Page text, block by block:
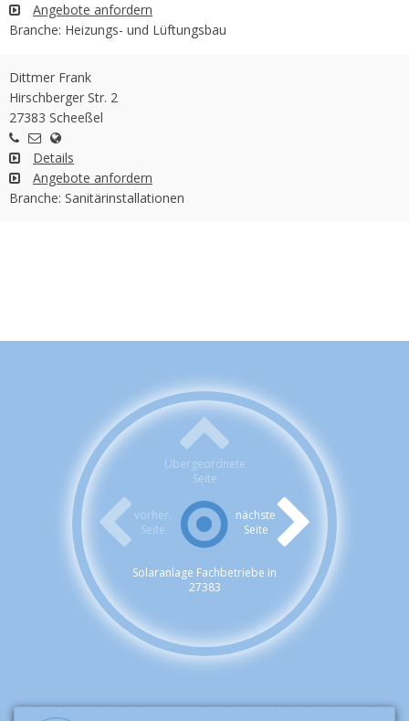
Angebote anfordern
Branche: Heizungs- und Lüftungsbau
Dittmer Frank
Hirschberger Str. 2
27383 Scheeßel
Details
Angebote anfordern
Branche: Sanitärinstallationen
Übergeordnete
Seite
vorher.
Seite
nächste
Seite
Solaranlage Fachbetriebe in
27383